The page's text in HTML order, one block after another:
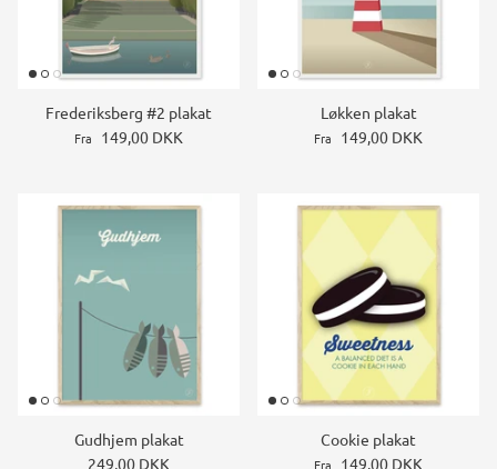
Frederiksberg #2 plakat
Fra 149,00 DKK
Løkken plakat
Fra 149,00 DKK
Gudhjem plakat
249,00 DKK
Cookie plakat
Fra 149,00 DKK